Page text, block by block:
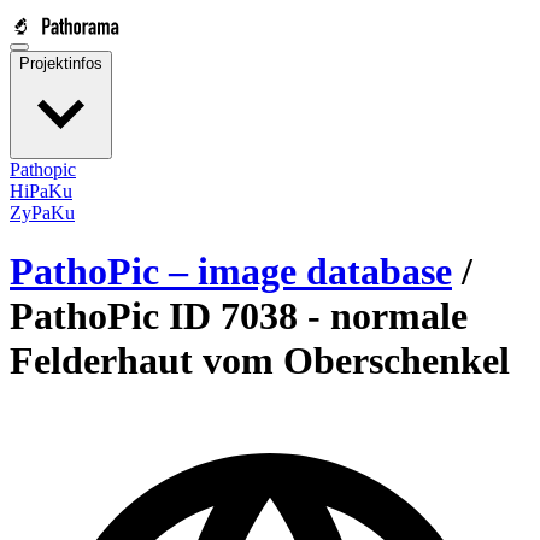
Projektinfos
Pathopic
HiPaKu
ZyPaKu
PathoPic – image database /
PathoPic ID 7038 - normale
Felderhaut vom Oberschenkel